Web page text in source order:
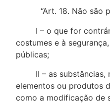
“Art. 18. Não são
I – o que for
costumes e à
públicas;
II – as substâncias,
elementos ou produtos
como a modificação de